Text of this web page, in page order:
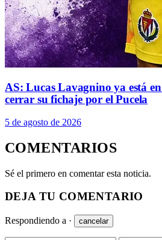
AS: Lucas Lavagnino ya está
cerrar su fichaje por el Pucela
5 de agosto de 2026
COMENTARIOS
Sé el primero en comentar esta noticia.
DEJA TU COMENTARIO
Respondiendo a · cancelar